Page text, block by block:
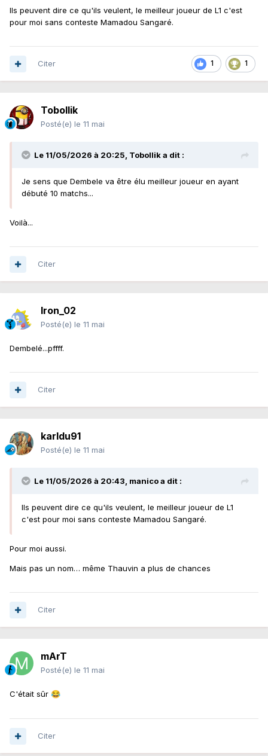
Ils peuvent dire ce qu'ils veulent, le meilleur joueur de L1 c'est
pour moi sans conteste Mamadou Sangaré.
1 1
Citer
Tobollik
Posté(e) le 11 mai
Le 11/05/2026 à 20:25, Tobollika dit :
Je sens que Dembele va être élu meilleur joueur en ayant
débuté 10 matchs...
Voilà...
Citer
Iron_02
Posté(e) le 11 mai
Dembelé...pffff.
Citer
karldu91
Posté(e) le 11 mai
Le 11/05/2026 à 20:43, manicoa dit :
Ils peuvent dire ce qu'ils veulent, le meilleur joueur de L1
c'est pour moi sans conteste Mamadou Sangaré.
Pour moi aussi.
Mais pas un nom… même Thauvin a plus de chances
Citer
mArT
Posté(e) le 11 mai
C'était sûr 😂
Citer